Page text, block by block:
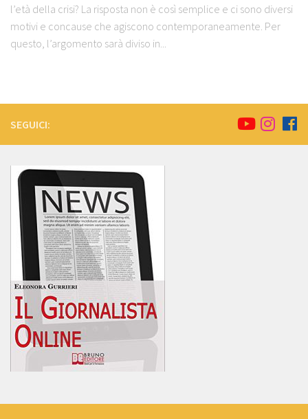
l’età della crisi? La risposta non è così semplice e ci sono diversi
motivi e concause che agiscono contemporaneamente. Per
questo, l’argomento sarà diviso in...
SEGUICI: